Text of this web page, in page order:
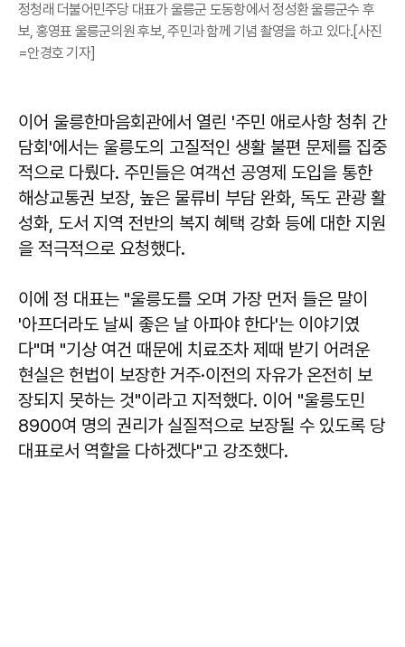
정청래 더불어민주당 대표가 울릉군 도동항에서 정성환 울릉군수 후
보, 홍영표 울릉군의원 후보, 주민과 함께 기념 촬영을 하고 있다.[사진
=안경호 기자]
이어 울릉한마음회관에서 열린 '주민 애로사항 청취 간
담회'에서는 울릉도의 고질적인 생활 불편 문제를 집중
적으로 다뤘다. 주민들은 여객선 공영제 도입을 통한
해상교통권 보장, 높은 물류비 부담 완화, 독도 관광 활
성화, 도서 지역 전반의 복지 혜택 강화 등에 대한 지원
을 적극적으로 요청했다.
이에 정 대표는 "울릉도를 오며 가장 먼저 들은 말이
'아프더라도 날씨 좋은 날 아파야 한다'는 이야기였
다"며 "기상 여건 때문에 치료조차 제때 받기 어려운
현실은 헌법이 보장한 거주·이전의 자유가 온전히 보
장되지 못하는 것"이라고 지적했다. 이어 "울릉도민
8900여 명의 권리가 실질적으로 보장될 수 있도록 당
대표로서 역할을 다하겠다"고 강조했다.